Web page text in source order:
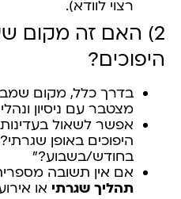
רצוי לוודא).
2) האם זה מקום
היפוכים?
בדרך כלל, מקום
מצטבר עם ניסיון
אפשר לשאול
היפוכים באופן
בחודש/בשבוע?"
אם אין תשובה
תהליך שגרתי או